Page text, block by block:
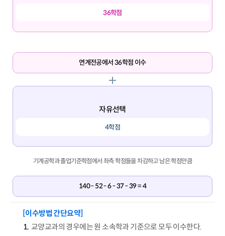
36학점
연계전공에서 36학점 이수
자유선택
4학점
기계공학과 졸업기준학점에서 좌측 학점들을 차감하고 남은 학점만큼
140 - 52 - 6 - 37 - 39 = 4
[이수방법 간단요약]
교양교과의 경우에는 원 소속학과 기준으로 모두 이수한다.